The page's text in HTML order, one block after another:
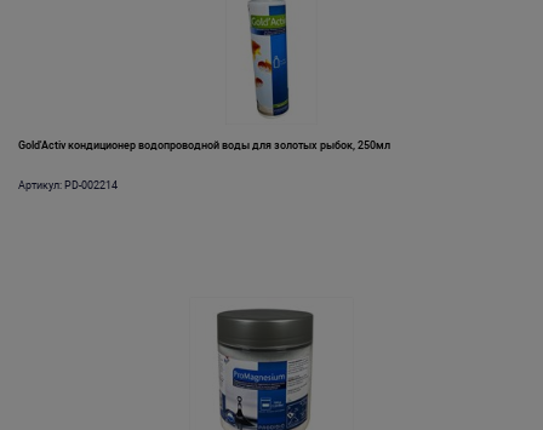
Gold'Activ кондиционер водопроводной воды для золотых рыбок, 250мл
Артикул: PD-002214